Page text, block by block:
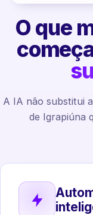
O que
A IA não substitui
de Igrapiúna